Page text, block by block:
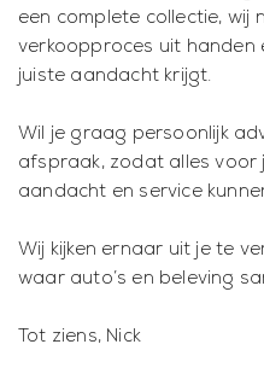
een complete collectie, wij
verkoopproces uit
juiste aandacht krijgt.
Wil je graag persoonlijk
afspraak, zodat alles voor
aandacht en service
Wij kijken ernaar uit je te
waar auto’s en beleving
Tot ziens, Nick